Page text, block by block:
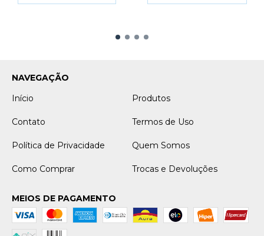
NAVEGAÇÃO
Início
Produtos
Contato Termos de Uso
Política de Privacidade Quem Somos
Como Comprar Trocas e Devoluções
MEIOS DE PAGAMENTO